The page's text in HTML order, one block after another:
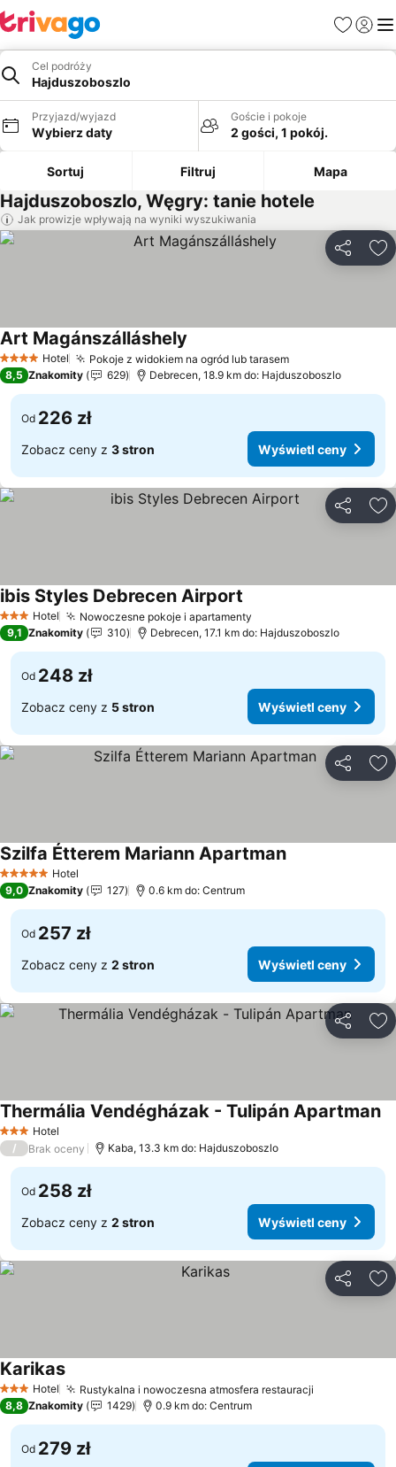
Ulubione
Cel podróży
Hajduszoboszlo
Przyjazd/wyjazd
Wybierz daty
Goście i pokoje
2 gości, 1 pokój.
Sortuj Filtruj Mapa
Hajduszoboszlo, Węgry: tanie hotele
Jak prowizje wpływają na wyniki wyszukiwania
4 KategoriaHotel Pokoje z widokiem na ogród lub tarasem
Art Magánszálláshely
8,5 Znakomity 629 Debrecen, 18.9 km do: Hajduszoboszlo
Od 226 zł
Zobacz ceny z 3 stron Wyświetl ceny
3 Kategoria
Hotel Nowoczesne pokoje i apartamenty
ibis Styles Debrecen Airport
9,1 Znakomity 310 Debrecen, 17.1 km do: Hajduszoboszlo
Od 248 zł
Zobacz ceny z 5 stron Wyświetl ceny
5 KategoriaHotel
Szilfa Étterem Mariann Apartman
9,0 Znakomity 127 0.6 km do: Centrum
Od 257 zł
Zobacz ceny z 2 stron Wyświetl ceny
3 Kategoria
Hotel
Thermália Vendégházak - Tulipán Apartman
/ Brak oceny Kaba, 13.3 km do: Hajduszoboszlo
Od 258 zł
Zobacz ceny z 2 stron Wyświetl ceny
3 Kategoria
Hotel Rustykalna i nowoczesna atmosfera restauracji
Karikas
8,8 Znakomity 1429 0.9 km do: Centrum
Od 279 zł